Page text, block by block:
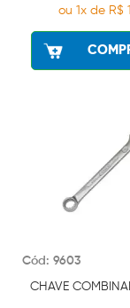
ou 1x de R$
Cód: 9603
CHAVE